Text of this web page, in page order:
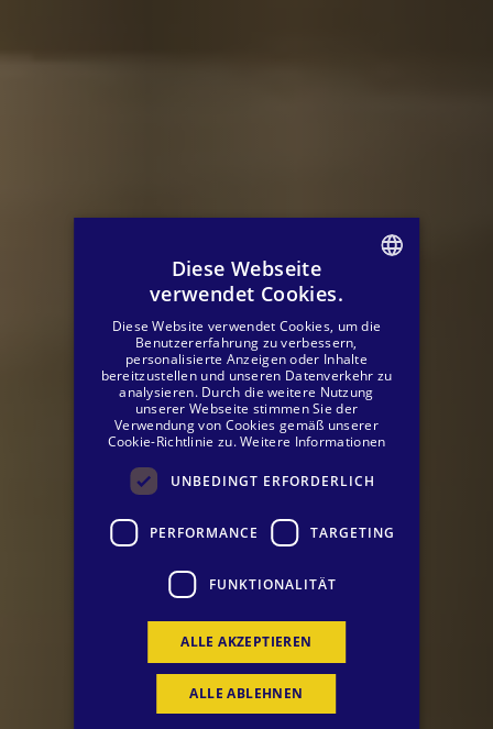
SPANISH
ENGLISH
GERMAN
Diese Webseite
verwendet Cookies.
Diese Website verwendet Cookies, um die
Benutzererfahrung zu verbessern,
personalisierte Anzeigen oder Inhalte
bereitzustellen und unseren Datenverkehr zu
analysieren. Durch die weitere Nutzung
unserer Webseite stimmen Sie der
Verwendung von Cookies gemäß unserer
Cookie-Richtlinie zu.Weitere Informationen
UNBEDINGT ERFORDERLICH
PERFORMANCE TARGETING
FUNKTIONALITÄT
ALLE AKZEPTIEREN
ALLE ABLEHNEN